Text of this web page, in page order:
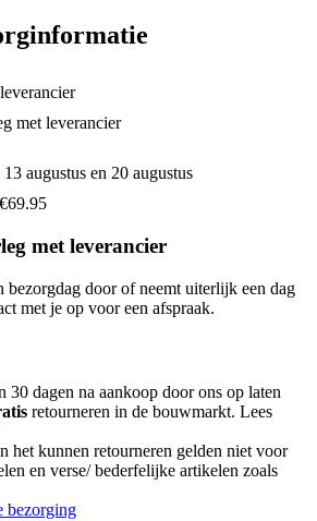
met leverancier
augustus en 20 augustus
met leverancier
bezorgdag door of neemt uiterlijk een dag
met je op voor een afspraak.
30 dagen na aankoop door ons op laten
retourneren in de bouwmarkt. Lees
het kunnen retourneren gelden niet voor
en verse/ bederfelijke artikelen zoals
bezorging